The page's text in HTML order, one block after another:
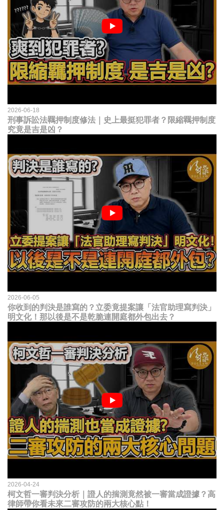
2026-06-18
刑事訴訟法羈押制度修法｜史上最挺犯罪者？限縮羈押制度
究竟是吉是凶？
2026-06-05
你收到的判決是誰寫的？立委竟提案讓「法官助理寫判決」
明文化！那以後是不是乾脆連開庭都外包出去？
2026-04-24
柯文哲一審判決分析｜證人的揣測竟然被一審當成證據？高
律師帶你看未來二審攻防的兩大核心點！